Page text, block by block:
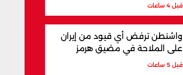
قبل 4 ساعات
واشنطن ترفض أي قيود من إيران
على الملاحة في مضيق هرمز
قبل 5 ساعات